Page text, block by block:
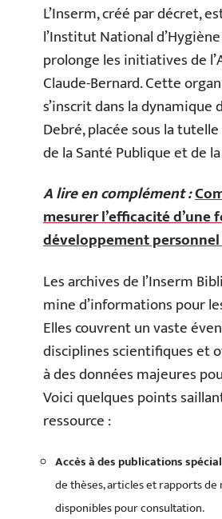
L’Inserm, créé par décret,
l’Institut National
prolonge les initiatives de
Claude-Bernard. Cette
s’inscrit dans la dynamique
Debré, placée sous la
de la Santé Publique et de
A lire en complément :
mesurer l’efficacité
développement personnel
Les archives de l’Inserm
mine d’informations pour
Elles couvrent un vaste
disciplines scientifiques et
à des données majeures
Voici quelques points
ressource :
Accès à des publications
de thèses, articles et rapports
disponibles pour consultation.